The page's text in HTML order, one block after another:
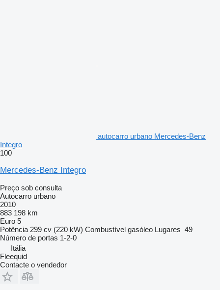
autocarro urbano Mercedes-Benz
Integro
100
Mercedes-Benz Integro
Preço sob consulta
Autocarro urbano
2010
883 198 km
Euro 5
Potência 299 cv (220 kW) Combustível gasóleo Lugares 49
Número de portas 1-2-0
Itália
Fleequid
Contacte o vendedor